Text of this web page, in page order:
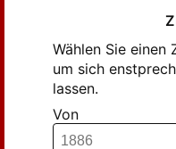
Drude, P. (17)
Ebstein,
Elster, J. (12)
Ewart, J.
Foerster, F. (33)
Wählen Sie einen
um sich
lassen.
Von